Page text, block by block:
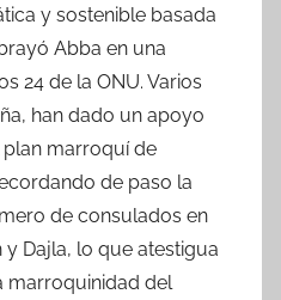
y sostenible basada
Abba en una
24 de la ONU. Varios
han dado un apoyo
marroquí de
de paso la
de consulados en
Dajla, lo que atestigua
marroquinidad del